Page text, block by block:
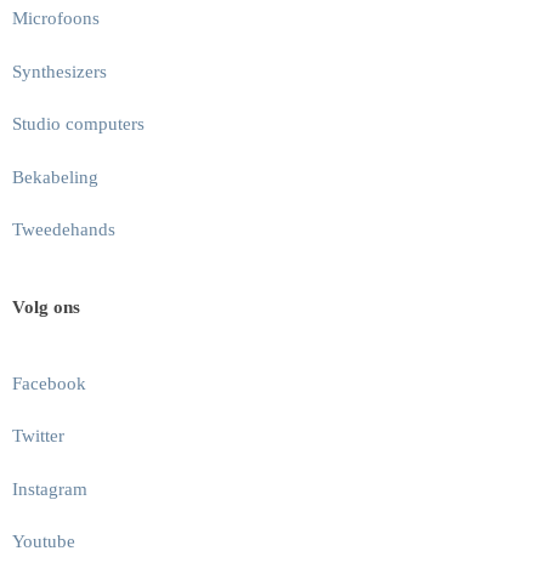
Microfoons
Synthesizers
Studio computers
Bekabeling
Tweedehands
Volg ons
Facebook
Twitter
Instagram
Youtube